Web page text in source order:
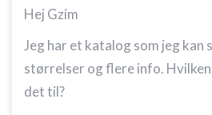
Hej Gzim
Jeg har et katalog som jeg kan
størrelser og flere info. Hvilken
det til?